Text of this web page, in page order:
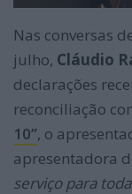
Nas conversas
julho, Cláudio
declarações
reconciliação
10”, o
apresentadora
serviço para